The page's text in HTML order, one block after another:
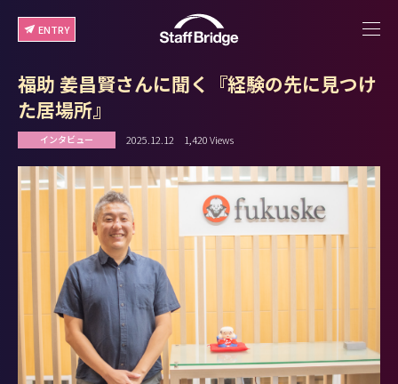
ENTRY
福助 姜昌賢さんに聞く『経験の先に見つけ
た居場所』
インタビュー 2025.12.12 1,420 Views